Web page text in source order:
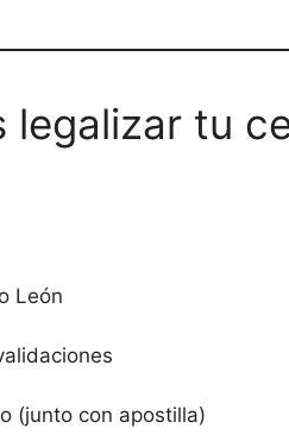
legalizar tu
León
(junto con apostilla)